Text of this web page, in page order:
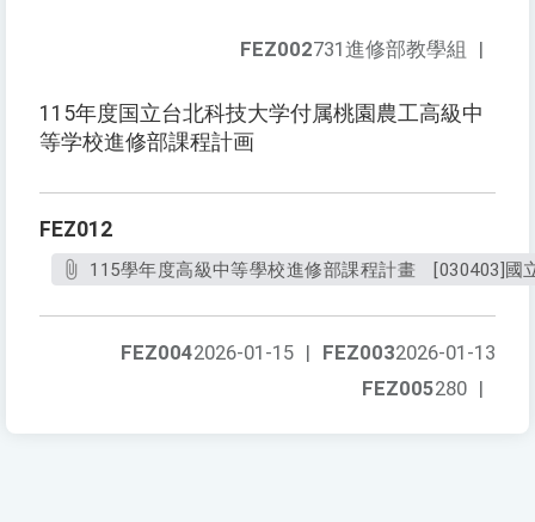
FEZ002731進修部教學組 |
115年度国立台北科技大学付属桃園農工高級中
等学校進修部課程計画
FEZ012
115學年度高級中等學校進修部課程計畫 [030403]國
FEZ0032026-01-13
FEZ0042026-01-15 |
FEZ005280 |